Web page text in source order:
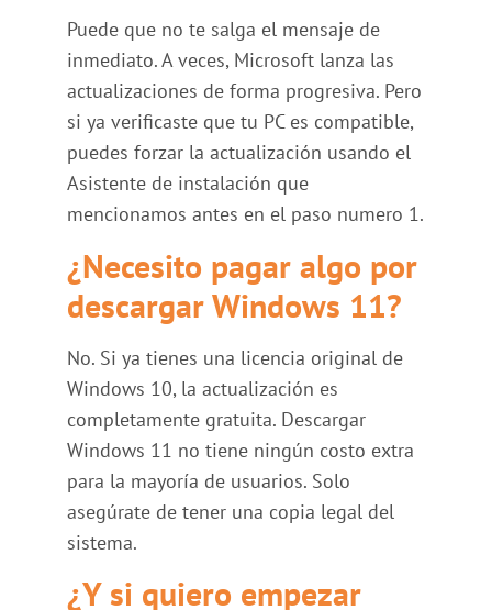
Puede que no te salga el mensaje de
inmediato. A veces, Microsoft lanza las
actualizaciones de forma progresiva. Pero
si ya verificaste que tu PC es compatible,
puedes forzar la actualización usando el
Asistente de instalación que
mencionamos antes en el paso numero 1.
¿Necesito pagar algo por
descargar Windows 11?
No. Si ya tienes una licencia original de
Windows 10, la actualización es
completamente gratuita. Descargar
Windows 11 no tiene ningún costo extra
para la mayoría de usuarios. Solo
asegúrate de tener una copia legal del
sistema.
¿Y si quiero empezar